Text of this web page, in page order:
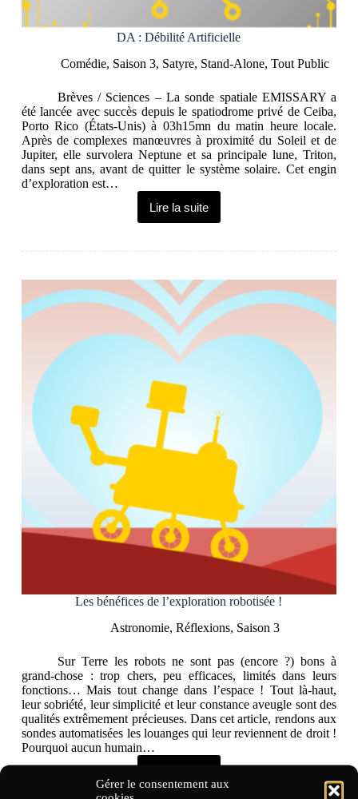
Gérer le consentement aux
DA : Débilité Artificielle
Comédie, Saison 3, Satyre, Stand-Alone, Tout Public
Brèves / Sciences – La sonde spatiale EMISSARY a
été lancée avec succès depuis le spatiodrome privé de Ceiba,
Porto Rico (États-Unis) à 03h15mn du matin heure locale.
Après de complexes manœuvres à proximité du Soleil et de
Jupiter, elle survolera Neptune et sa principale lune, Triton,
dans sept ans, avant de quitter le système solaire. Cet engin
d’exploration est…
Lire la suite
DA
:
Artificielle
Les bénéfices de l’exploration robotisée !
Astronomie, Réflexions, Saison 3
Sur Terre les robots ne sont pas (encore ?) bons à
grand-chose : trop chers, peu efficaces, limités dans leurs
fonctions… Mais tout change dans l’espace ! Tout là-haut,
leur sobriété, leur simplicité et leur constance aveugle sont des
qualités extrêmement précieuses. Dans cet article, rendons aux
sondes automatisées les louanges qui leur reviennent de droit !
Pourquoi aucun humain…
bénéfices